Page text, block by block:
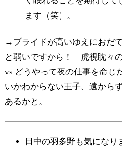
ます（笑）。
→プライドが高いゆえにおだ
と弱いですから！ 虎視眈々
vs.どうやって夜の仕事を命じ
いかわからない王子、遠から
あるかと。
日中の羽多野も気になり